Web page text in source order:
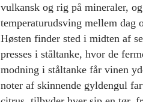
vulkansk og rig på mineraler,
temperaturudsving mellem dag
Høsten finder sted i midten af
presses i ståltanke, hvor de
modning i ståltanke får vinen
noter af skinnende gyldengul